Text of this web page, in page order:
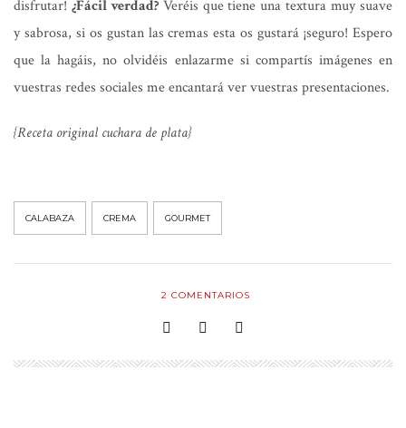
disfrutar! ¿Fácil verdad?Veréis que tiene una textura muy suave
y sabrosa, si os gustan las cremas esta os gustará ¡seguro! Espero
que la hagáis, no olvidéis enlazarme si compartís imágenes en
vuestras redes sociales me encantará ver vuestras presentaciones.
{Receta original cuchara de plata}
CALABAZA CREMA GOURMET
2 COMENTARIOS